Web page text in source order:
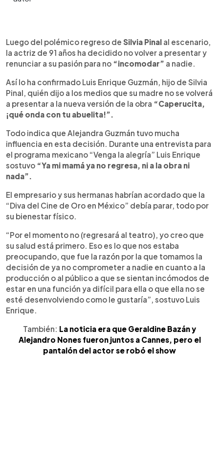
► Escuchar artículo
Luego del polémico regreso de Silvia Pinal al escenario,
la actriz de 91 años ha decidido no volver a presentar y
renunciar a su pasión para no “incomodar” a nadie.
Así lo ha confirmado Luis Enrique Guzmán, hijo de Silvia
Pinal, quién dijo a los medios que su madre no se volverá
a presentar a la nueva versión de la obra “Caperucita,
¡qué onda con tu abuelita!”.
Todo indica que Alejandra Guzmán tuvo mucha
influencia en esta decisión. Durante una entrevista para
el programa mexicano “Venga la alegría” Luis Enrique
sostuvo “Ya mi mamá ya no regresa, ni a la obra ni
nada”.
El empresario y sus hermanas habrían acordado que la
“Diva del Cine de Oro en México” debía parar, todo por
su bienestar físico.
“Por el momento no (regresará al teatro), yo creo que
su salud está primero. Eso es lo que nos estaba
preocupando, que fue la razón por la que tomamos la
decisión de ya no comprometer a nadie en cuanto a la
producción o al público a que se sientan incómodos de
estar en una función ya difícil para ella o que ella no se
esté desenvolviendo como le gustaría”, sostuvo Luis
Enrique.
También: La noticia era que Geraldine Bazán y
Alejandro Nones fueron juntos a Cannes, pero el
pantalón del actor se robó el show